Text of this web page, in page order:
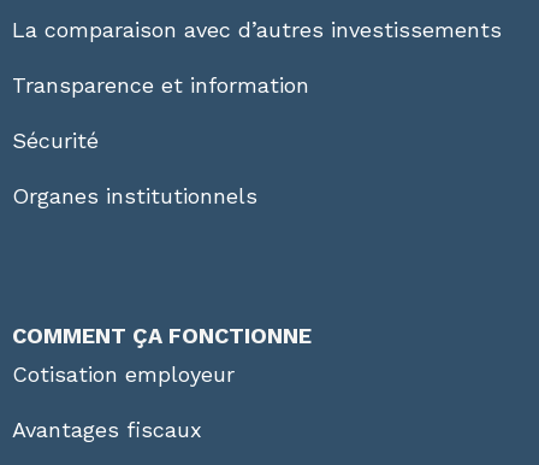
La comparaison avec d’autres investissements
Transparence et information
Sécurité
Organes institutionnels
COMMENT ÇA FONCTIONNE
Cotisation employeur
Avantages fiscaux